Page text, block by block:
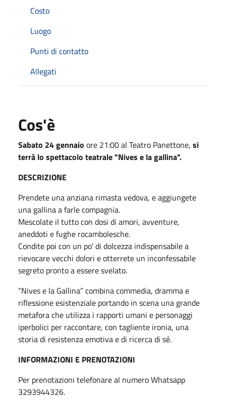
Costo
Luogo
Punti di contatto
Allegati
Cos'è
Sabato 24 gennaio ore 21:00 al Teatro Panettone, si
terrà lo spettacolo teatrale "Nives e la gallina".
DESCRIZIONE
Prendete una anziana rimasta vedova, e aggiungete
una gallina a farle compagnia.
Mescolate il tutto con dosi di amori, avventure,
aneddoti e fughe rocambolesche.
Condite poi con un po' di dolcezza indispensabile a
rievocare vecchi dolori e otterrete un inconfessabile
segreto pronto a essere svelato.
“Nives e la Gallina” combina commedia, dramma e
riflessione esistenziale portando in scena una grande
metafora che utilizza i rapporti umani e personaggi
iperbolici per raccontare, con tagliente ironia, una
storia di resistenza emotiva e di ricerca di sé.
INFORMAZIONI E PRENOTAZIONI
Per prenotazioni telefonare al numero Whatsapp
3293944326.